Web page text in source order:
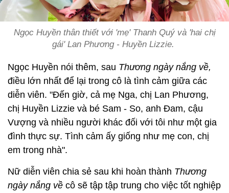
Ngọc Huyền thân thiết với 'mẹ' Thanh Quý và 'hai chị
gái' Lan Phương - Huyền Lizzie.
Ngọc Huyền nói thêm, sau Thương ngày nắng về,
điều lớn nhất để lại trong cô là tình cảm giữa các
diễn viên. "Đến giờ, cả mẹ Nga, chị Lan Phương,
chị Huyền Lizzie và bé Sam - So, anh Đam, cậu
Vượng và nhiều người khác đối với tôi như một gia
đình thực sự. Tình cảm ấy giống như mẹ con, chị
em trong nhà".
Nữ diễn viên chia sẻ sau khi hoàn thành Thương
ngày nắng về cô sẽ tập tập trung cho việc tốt nghiệp